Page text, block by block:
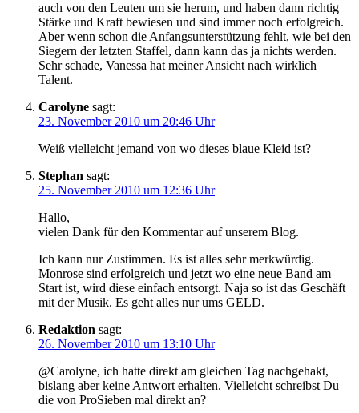
auch von den Leuten um sie herum, und haben dann richtig
Stärke und Kraft bewiesen und sind immer noch erfolgreich.
Aber wenn schon die Anfangsunterstützung fehlt, wie bei den
Siegern der letzten Staffel, dann kann das ja nichts werden.
Sehr schade, Vanessa hat meiner Ansicht nach wirklich
Talent.
Carolyne sagt:
23. November 2010 um 20:46 Uhr
Weiß vielleicht jemand von wo dieses blaue Kleid ist?
Stephan sagt:
25. November 2010 um 12:36 Uhr
Hallo,
vielen Dank für den Kommentar auf unserem Blog.
Ich kann nur Zustimmen. Es ist alles sehr merkwürdig.
Monrose sind erfolgreich und jetzt wo eine neue Band am
Start ist, wird diese einfach entsorgt. Naja so ist das Geschäft
mit der Musik. Es geht alles nur ums GELD.
Redaktion sagt:
26. November 2010 um 13:10 Uhr
@Carolyne, ich hatte direkt am gleichen Tag nachgehakt,
bislang aber keine Antwort erhalten. Vielleicht schreibst Du
die von ProSieben mal direkt an?